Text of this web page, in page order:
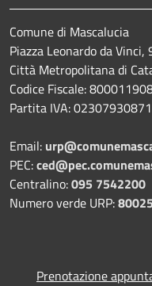
Comune di Mascalucia
Piazza Leonardo da Vinci,
Città Metropolitana di
Codice Fiscale:
Partita IVA: 02307930871
Email:
PEC:
Centralino:095 7542200
Numero verde URP:
Prenotazione